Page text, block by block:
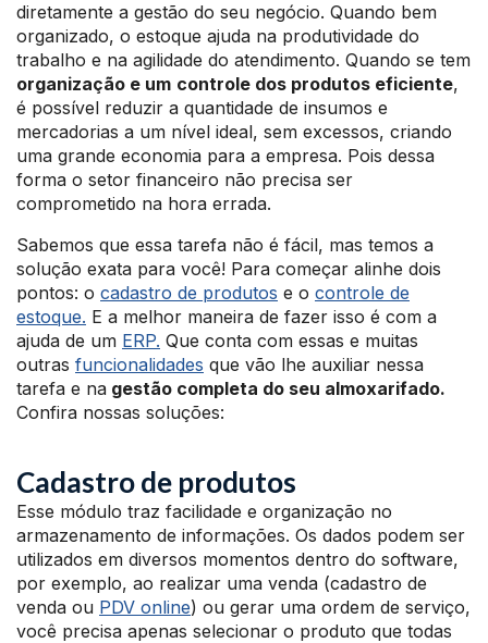
diretamente a gestão do seu negócio. Quando bem
organizado, o estoque ajuda na produtividade do
trabalho e na agilidade do atendimento. Quando se tem
organização e um controle dos produtos eficiente,
é possível reduzir a quantidade de insumos e
mercadorias a um nível ideal, sem excessos, criando
uma grande economia para a empresa. Pois dessa
forma o setor financeiro não precisa ser
comprometido na hora errada.
Sabemos que essa tarefa não é fácil, mas temos a
solução exata para você! Para começar alinhe dois
pontos: o cadastro de produtos e o controle de
estoque. E a melhor maneira de fazer isso é com a
ajuda de um ERP. Que conta com essas e muitas
outras funcionalidades que vão lhe auxiliar nessa
tarefa e na gestão completa do seu almoxarifado.
Confira nossas soluções:
Cadastro de produtos
Esse módulo traz facilidade e organização no
armazenamento de informações. Os dados podem ser
utilizados em diversos momentos dentro do software,
por exemplo, ao realizar uma venda (cadastro de
venda ou PDV online) ou gerar uma ordem de serviço,
você precisa apenas selecionar o produto que todas